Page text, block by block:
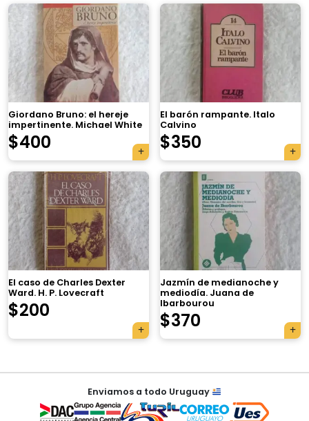
Giordano Bruno: el hereje
impertinente. Michael White
$400
El barón rampante. Italo
Calvino
$350
El caso de Charles Dexter
Ward. H. P. Lovecraft
$200
Jazmín de medianoche y
mediodía. Juana de
Ibarbourou
$370
NavegaciónEnviamos a todo Uruguay
×
Tu carrito está vacío.
Agregá un producto y aparecerá acá
automáticamente.